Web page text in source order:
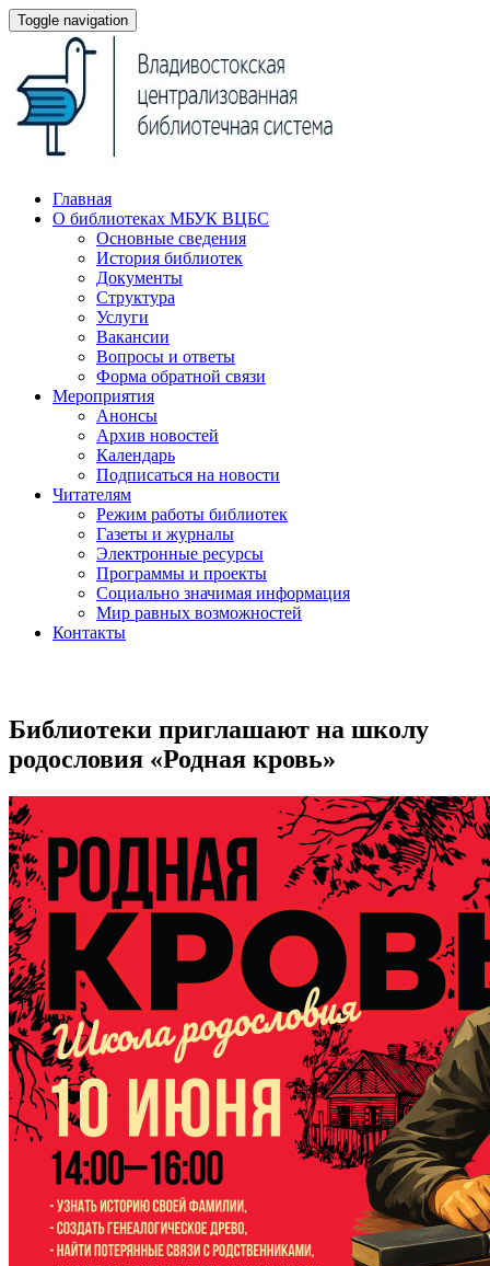
Toggle navigation
Главная
О библиотеках МБУК ВЦБС
Основные сведения
История библиотек
Документы
Структура
Услуги
Вакансии
Вопросы и ответы
Форма обратной связи
Мероприятия
Анонсы
Архив новостей
Календарь
Подписаться на новости
Читателям
Режим работы библиотек
Газеты и журналы
Электронные ресурсы
Программы и проекты
Социально значимая информация
Мир равных возможностей
Контакты
Библиотеки приглашают на школу
родословия «Родная кровь»